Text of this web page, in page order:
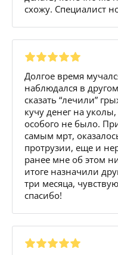
схожу. Специалист
Долгое время
наблюдался в
сказать “лечили”
кучу денег на
особого не было.
самым мрт,
протрузии, еще и
ранее мне об этом
итоге назначили
три месяца,
спасибо!